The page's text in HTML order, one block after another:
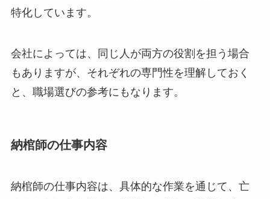
特化しています。
会社によっては、同じ人が両方の役割を担う場合
もありますが、それぞれの専門性を理解しておく
と、職場選びの参考にもなります。
納棺師の仕事内容
納棺師の仕事内容は、具体的な作業を通じて、亡